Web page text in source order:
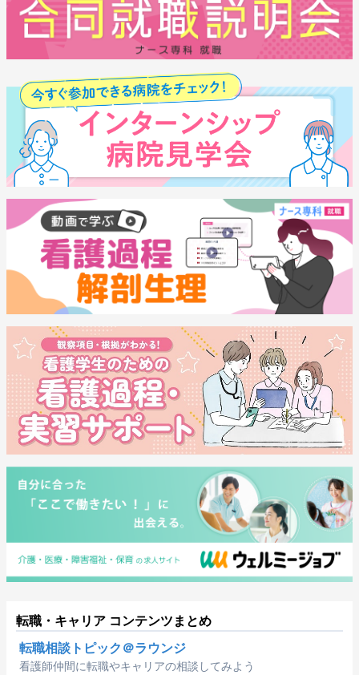
転職・キャリア コンテンツまとめ
転職相談トピック＠ラウンジ
看護師仲間に転職やキャリアの相談してみよう